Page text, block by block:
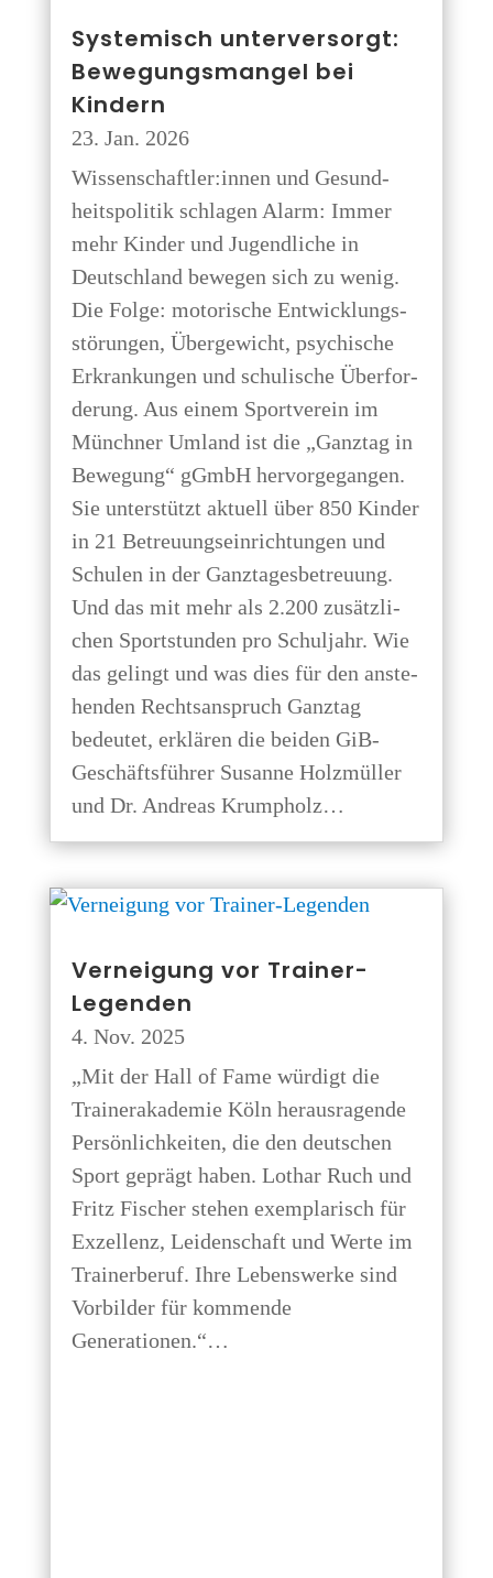
Sys­te­misch unter­ver­sorgt:
Bewe­gungs­man­gel bei
Kindern
23. Jan. 2026
Wissenschaftler:innen und Gesund­
heits­po­li­tik schla­gen Alarm: Immer
mehr Kin­der und Jugend­li­che in
Deutsch­land bewe­gen sich zu wenig.
Die Fol­ge: moto­ri­sche Ent­wick­lungs­
stö­run­gen, Über­ge­wicht, psy­chi­sche
Erkran­kun­gen und schu­li­sche Über­for­
de­rung. Aus einem Sport­ver­ein im
Münch­ner Umland ist die „Ganz­tag in
Bewe­gung“ gGmbH her­vor­ge­gan­gen.
Sie unter­stützt aktu­ell über 850 Kin­der
in 21 Betreu­ungs­ein­rich­tun­gen und
Schu­len in der Ganz­ta­ges­be­treu­ung.
Und das mit mehr als 2.200 zusätz­li­
chen Sport­stun­den pro Schul­jahr. Wie
das gelingt und was dies für den anste­
hen­den Rechts­an­spruch Ganz­tag
bedeu­tet, erklä­ren die bei­den GiB-
Geschäfts­­­füh­­rer Susan­ne Holz­mül­ler
und Dr. Andre­as Krumpholz…
Ver­nei­gung vor Trainer-
Legenden
4. Nov. 2025
„Mit der Hall of Fame wür­digt die
Trai­ner­aka­de­mie Köln her­aus­ra­gen­de
Per­sön­lich­kei­ten, die den deut­schen
Sport geprägt haben. Lothar Ruch und
Fritz Fischer ste­hen exem­pla­risch für
Exzel­lenz, Lei­den­schaft und Wer­te im
Trai­ner­be­ruf. Ihre Lebens­wer­ke sind
Vor­bil­der für kom­men­de
Generationen.“…